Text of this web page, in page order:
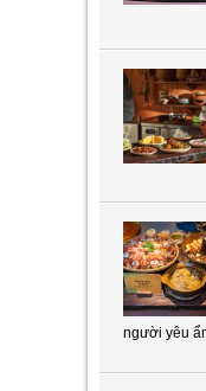
người yêu